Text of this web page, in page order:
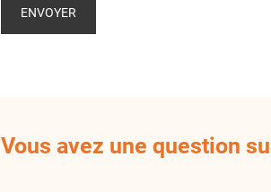
Vous avez une question